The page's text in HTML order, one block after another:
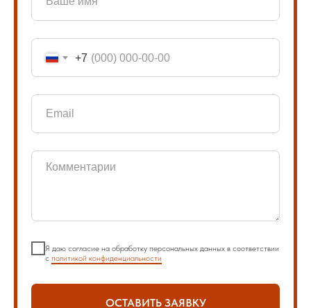
+7
Я даю согласие на обработку персональных данных в соответствии
с политикой конфиденциальности
ОСТАВИТЬ ЗАЯВКУ